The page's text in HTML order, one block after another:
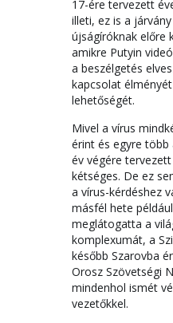
17-ére tervezett
illeti, ez is a
újságíróknak előre
amikre Putyin
a beszélgetés
kapcsolat
lehetőségét.
Mivel a vírus
érint és egyre
év végére
kétséges. De ez
a vírus-kérdéshez
másfél hete
meglátogatta a
komplexumát, a
később Szarovba
Orosz Szövetségi
mindenhol ismét
vezetőkkel.